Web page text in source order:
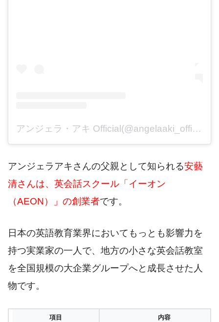
アンジェラ・アキ Official(@angelaaki_official)がシェアした投稿
アンジェラアキさんの父親として知られる安藝
清さんは、英会話スクール「イーオン
（AEON）」の創業者です。
日本の英語教育業界においてもっとも影響力を
持つ実業家の一人で、地方の小さな英会話教室
を全国規模の大企業グループへと成長させた人
物です。
項目 内容